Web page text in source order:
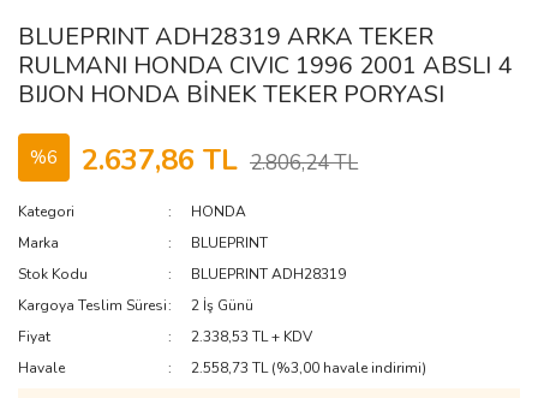
BLUEPRINT ADH28319 ARKA TEKER
RULMANI HONDA CIVIC 1996 2001 ABSLI 4
BIJON HONDA BİNEK TEKER PORYASI
%6 2.637,86 TL 2.806,24 TL
Kategori
HONDA
Marka
BLUEPRINT
Stok Kodu
BLUEPRINT ADH28319
Kargoya Teslim Süresi
2 İş Günü
Fiyat
2.338,53 TL + KDV
Havale
2.558,73 TL (%3,00 havale indirimi)